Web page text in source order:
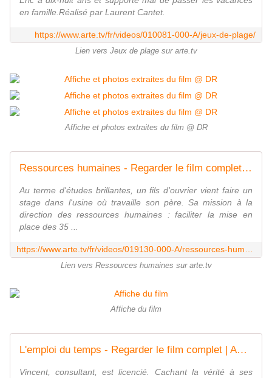
en famille.Réalisé par Laurent Cantet.
https://www.arte.tv/fr/videos/010081-000-A/jeux-de-plage/
Lien vers Jeux de plage sur arte.tv
Affiche et photos extraites du film @ DR
Ressources humaines - Regarder le film complet | ARTE
Au terme d'études brillantes, un fils d'ouvrier vient faire un
stage dans l'usine où travaille son père. Sa mission à la
direction des ressources humaines : faciliter la mise en
place des 35 ...
Lien vers Ressources humaines sur arte.tv
Affiche du film
L'emploi du temps - Regarder le film complet | ARTE
Vincent, consultant, est licencié. Cachant la vérité à ses